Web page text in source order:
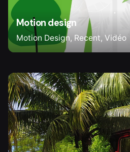
Motion design
Motion Design Recent Vidéo